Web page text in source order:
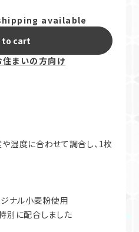
available
to cart
まいの方向け
湿度に合わせて調合し、1枚
ナル小麦粉使用
別に配合しました